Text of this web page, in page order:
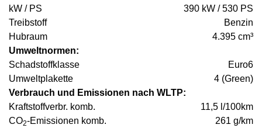
kW / PS
390 kW / 530 PS
Treibstoff
Benzin
Hubraum
4.395 cm³
Umweltnormen:
Schadstoffklasse
Euro6
Umweltplakette
4 (Green)
Verbrauch und Emissionen nach WLTP:
Kraftstoffverbr. komb.
11,5 l/100km
CO2-Emissionen komb.
261 g/km